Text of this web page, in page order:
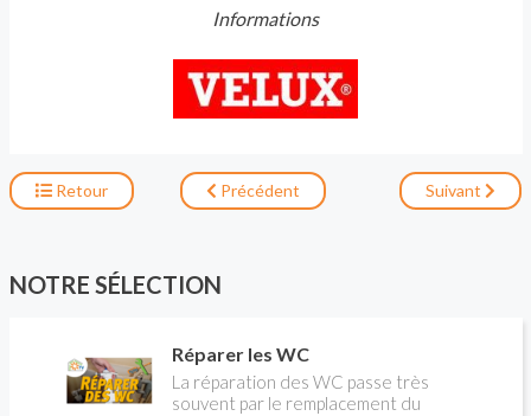
Informations
Retour Précédent Suivant
NOTRE SÉLECTION
Réparer les WC
La réparation des WC passe très
souvent par le remplacement du